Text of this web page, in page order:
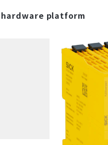
platform